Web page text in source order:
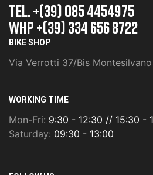
TEL. +(39) 085 4454975
whp +(39) 334 656 8722
BIKE SHOP
Via Verrotti 37/Bis
WORKING TIME
Mon-Fri: 9:30 - 12:30 // 15:30 -
Saturday: 09:30 - 13:00